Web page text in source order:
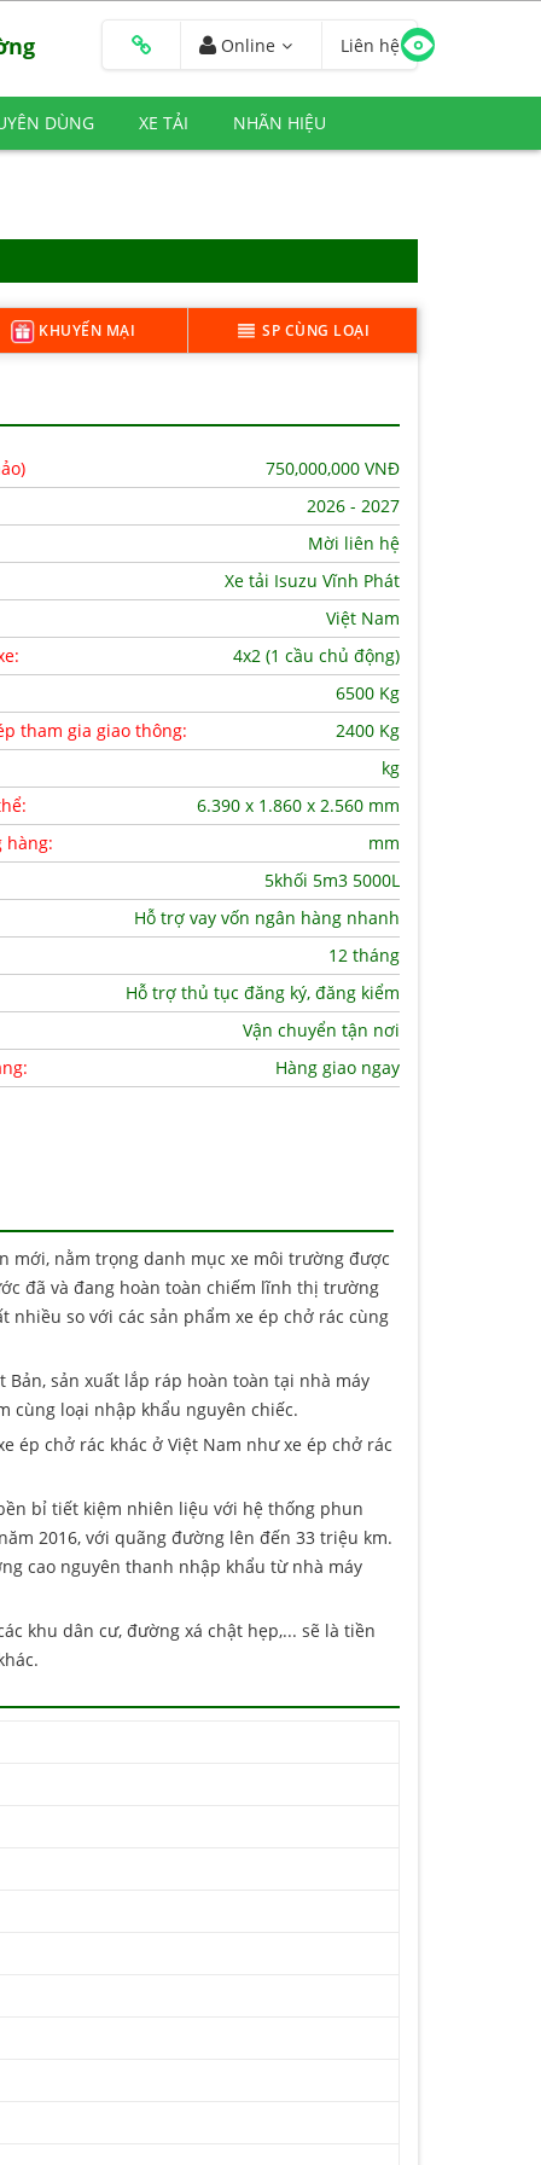
Online Liên hệ
DÙNG XE TẢI NHÃN HIỆU
KHUYẾN MẠI SP CÙNG LOẠI
750,000,000VNĐ
2026 - 2027
Mời liên hệ
Xe tải Isuzu Vĩnh Phát
Việt Nam
4x2 (1 cầu chủ động)
6500 Kg
tham gia giao thông:
2400 Kg
kg
6.390 x 1.860 x 2.560 mm
hàng:
mm
5khối 5m3 5000L
Hỗ trợ vay vốn ngân hàng nhanh
12 tháng
Hỗ trợ thủ tục đăng ký, đăng kiểm
Vận chuyển tận nơi
Hàng giao ngay
mới, nằm trọng danh mục xe môi trường được
đã và đang hoàn toàn chiếm lĩnh thị trường
so với các sản phẩm xe ép chở rác cùng
sản xuất lắp ráp hoàn toàn tại nhà máy
cùng loại nhập khẩu nguyên chiếc.
ép chở rác khác ở Việt Nam như xe ép chở rác
bỉ tiết kiệm nhiên liệu với hệ thống phun
2016, với quãng đường lên đến 33 triệu km.
cao nguyên thanh nhập khẩu từ nhà máy
khu dân cư, đường xá chật hẹp,... sẽ là tiền